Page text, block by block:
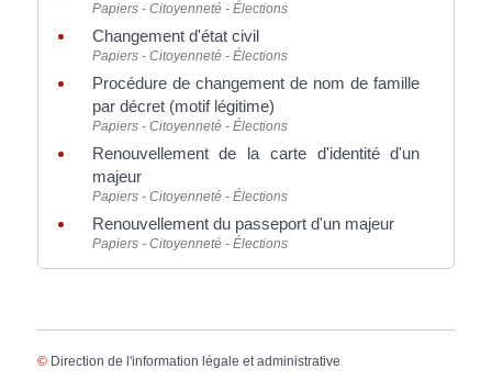
Papiers - Citoyenneté - Élections
Changement d'état civil
Papiers - Citoyenneté - Élections
Procédure de changement de nom de famille
par décret (motif légitime)
Papiers - Citoyenneté - Élections
Renouvellement de la carte d'identité d'un
majeur
Papiers - Citoyenneté - Élections
Renouvellement du passeport d'un majeur
Papiers - Citoyenneté - Élections
© Direction de l'information légale et administrative